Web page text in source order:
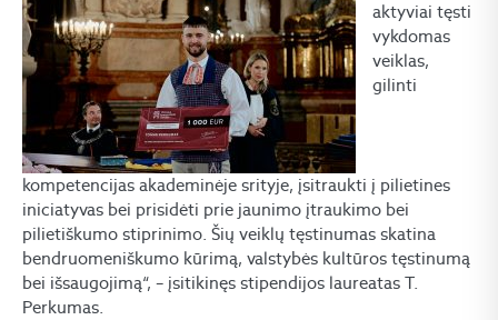
aktyviai tęsti
vykdomas
veiklas,
gilinti
kompetencijas akademinėje srityje, įsitraukti į pilietines
iniciatyvas bei prisidėti prie jaunimo įtraukimo bei
pilietiškumo stiprinimo. Šių veiklų tęstinumas skatina
bendruomeniškumo kūrimą, valstybės kultūros tęstinumą
bei išsaugojimą“, – įsitikinęs stipendijos laureatas T.
Perkumas.